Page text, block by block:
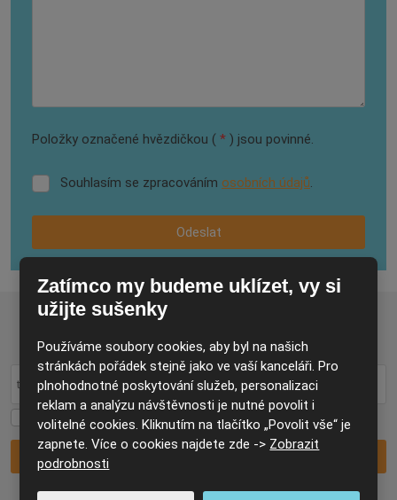
Položky označené hvězdičkou ( * ) jsou povinné.
Souhlasím
zpracováním
údajů.
Souhlasím se zpracováním osobních údajů.
Odeslat
Formulář
se
nepodařilo
odeslat.
zpracováním
osobních
Souhlasím se zpracovánímosobních údajů
Přihlásit se k odběru
Zatímco my budeme uklízet, vy si
užijte sušenky
Používáme soubory cookies, aby byl na našich
stránkách pořádek stejně jako ve vaší kanceláři. Pro
plnohodnotné poskytování služeb, personalizaci
reklam a analýzu návštěvnosti je nutné povolit i
volitelné cookies. Kliknutím na tlačítko „Povolit vše“ je
zapnete. Více o cookies najdete zde -> Zobrazit
podrobnosti